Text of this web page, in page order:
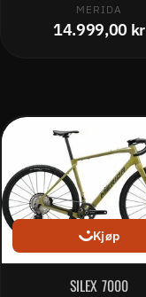
MERIDA
14.999,00 kr
Kjøp
SILEX 7000